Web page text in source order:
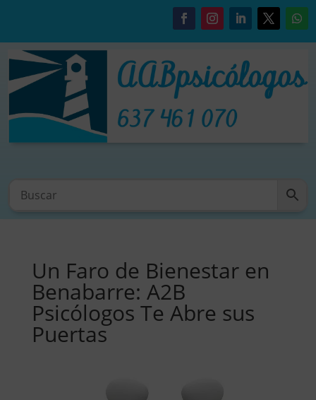
Un Faro de Bienestar en
Benabarre: A2B
Psicólogos Te Abre sus
Puertas